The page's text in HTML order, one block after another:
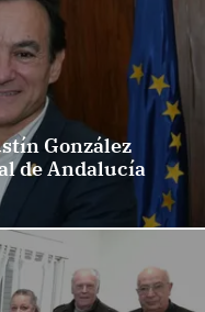
González
de Andalucía